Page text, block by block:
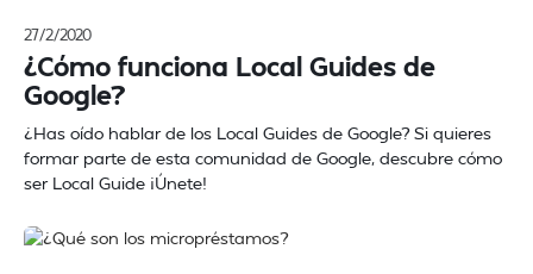
27/2/2020
¿Cómo funciona Local Guides de
Google?
¿Has oído hablar de los Local Guides de Google? Si quieres
formar parte de esta comunidad de Google, descubre cómo
ser Local Guide ¡Únete!